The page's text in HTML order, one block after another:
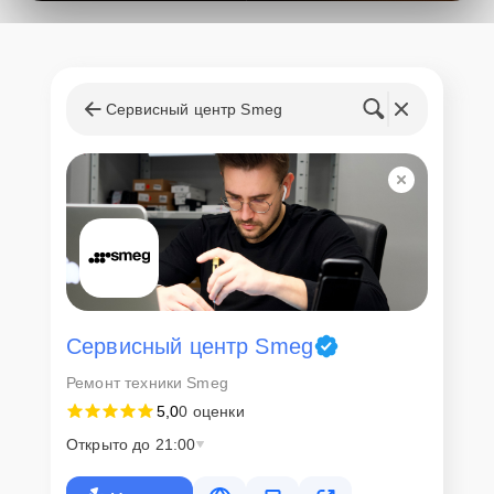
запчастей
Для всех клиентов действуют демократичные и фиксированные
цены. Конечная стоимость работ обсуждается с клиентом и не в
коем случае не может измениться в процессе работ. Сервис не
навязывает клиентам дополнительные услуги и не
предусматривает скрытые платежи. Рассчитать предварительную
стоимость ремонта можно с помощью нашегоКалькулятора
Скорость диагностики и
ремонта
Наша компания ценит время клиентов и понимает важность
оперативного решения любых вопросов. В среднем, ремонт
клиент сможет забрать свой гаджет в этот же день. При
Сервисный центр Smeg
Сервисный центр Smeg
Ремонт техники Smeg
5,00 оценки
Открыто до 21:00